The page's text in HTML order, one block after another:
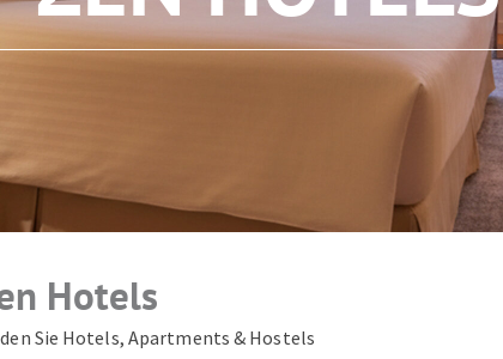
Hotels
Sie Hotels, Apartments & Hostels
ZUM NEWSLETTER ANMELDEN